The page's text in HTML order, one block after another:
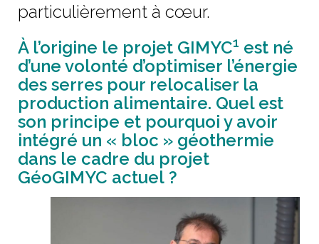
particulièrement à cœur.
À l’origine le projet GIMYC1 est né
d’une volonté d’optimiser l’énergie
des serres pour relocaliser la
production alimentaire. Quel est
son principe et pourquoi y avoir
intégré un « bloc » géothermie
dans le cadre du projet
GéoGIMYC actuel ?